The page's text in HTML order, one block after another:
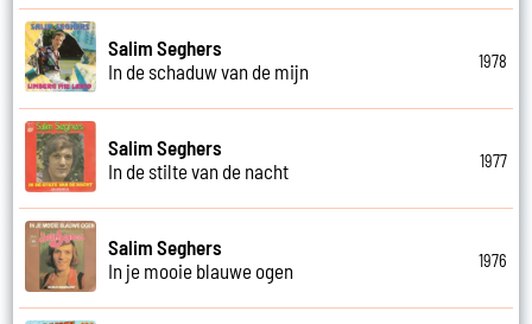
Salim Seghers
In de schaduw van de mijn
1978
Salim Seghers
In de stilte van de nacht
1977
Salim Seghers
In je mooie blauwe ogen
1976